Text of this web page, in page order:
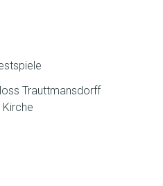
Trauttmansdorff